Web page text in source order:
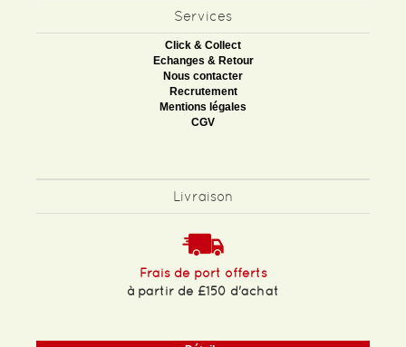
Services
Click & Collect
Echanges & Retour
Nous contacter
Recrutement
Mentions légales
CGV
Livraison
Frais de port offerts
à partir de £150 d'achat